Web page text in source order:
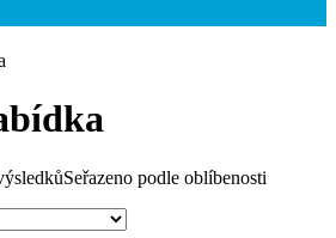
Seřazeno podle oblíbenosti